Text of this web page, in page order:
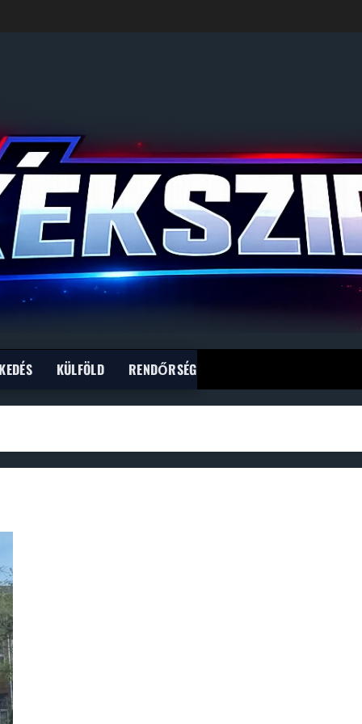
KÜLFÖLD RENDŐRSÉG